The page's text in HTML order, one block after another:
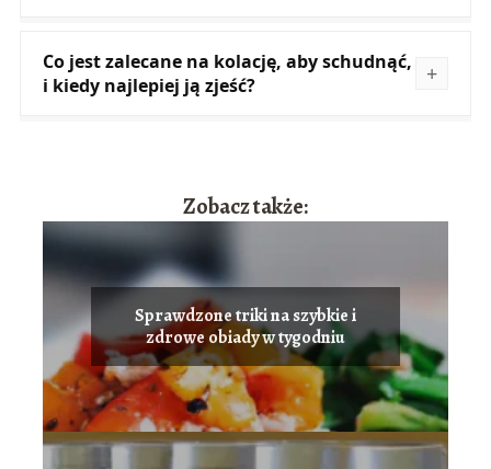
Co jest zalecane na kolację, aby schudnąć,
i kiedy najlepiej ją zjeść?
Zobacz także:
Sprawdzone triki na szybkie i
zdrowe obiady w tygodniu